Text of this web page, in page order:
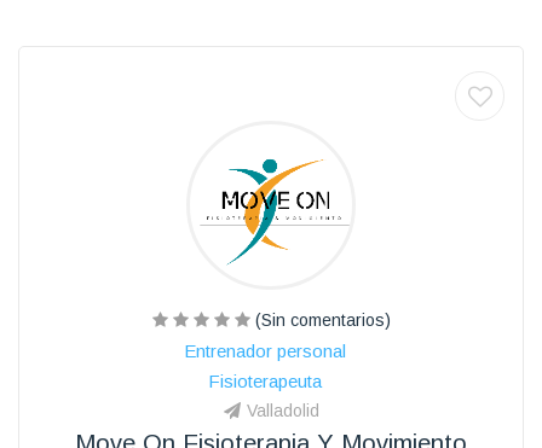
(Sin comentarios)
Entrenador personal
Fisioterapeuta
Valladolid